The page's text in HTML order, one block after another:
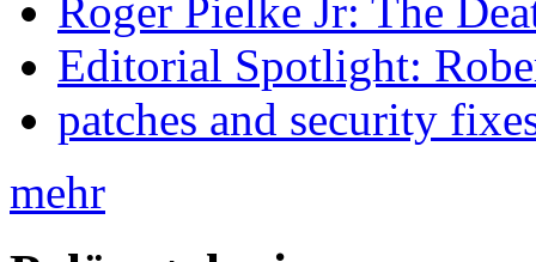
Roger Pielke Jr: The
Editorial Spotlight:
patches and security
mehr